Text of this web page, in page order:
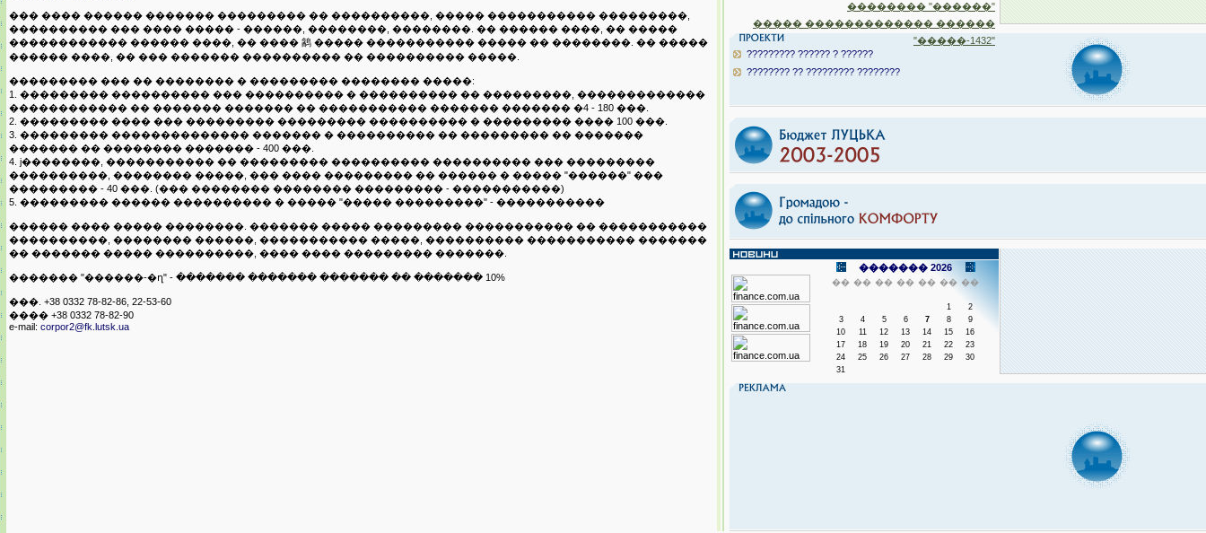
��� ���� ������ ������� ��������� �� ����������, ����� ����������� ���������,
���������� ��� ���� ����� - ������, ��������, ��������. �� ������ ����, �� �����
������������ ������ ����, �� ���� 䳺 ����� ����������� ����� �� ��������. �� �����
������ ����, �� ��� ������� ���������� �� ���������� �����.
��������� ��� �� �������� � ��������� �������� �����:
1. ��������� ���������� ��� ���������� � ���������� �� ���������, �������������
������������ �� ������� ������� �� ����������� ������� ������� �4 - 180 ���.
2. ��������� ���� ��� ��������� ��������� ���������� � ��������� ���� 100 ���.
3. ��������� �������������� ������� � ���������� �� ��������� �� �������
������� �� �������� ������� - 400 ���.
4. ϳ��������, ����������� �� ��������� ���������� ���������� ��� ���������
����������, �������� �����, ��� ���� ��������� �� ������ � ����� "������" ���
��������� - 40 ���. (��� �������� �������� ��������� - �����������)
5. ��������� ������ ���������� � ����� "����� ���������" - �����������
������ ���� ����� ��������. ������� ����� ��������� ����������� �� �����������
����������, �������� ������, ����������� �����, ���������� ����������� �������
�� ������� ����� ����������, ���� ���� ��������� �������.
������� "������-�ղ" - ������� ������� ������� �� ������� 10%
���. +38 0332 78-82-86, 22-53-60
���� +38 0332 78-82-90
e-mail: corpor2@fk.lutsk.ua
�������� "������"
����� ������������� ������
"�����-1432"
????????? ?????? ? ??????
???????? ?? ????????? ????????
������� 2026
�� �� �� �� �� �� ��
1
2
3
4 5 6 7 8
9
10
11 12 13 14 15
16
17
18 19 20 21 22
23
24
25 26 27 28 29
30
31